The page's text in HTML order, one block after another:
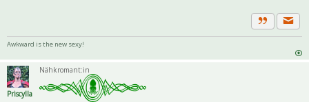
Zitat
Awkward is the new sexy!
Priscylla
Nähkromant:in